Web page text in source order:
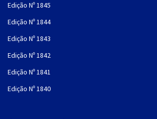
Edição Nº 1845
Edição Nº 1844
Edição Nº 1843
Edição Nº 1842
Edição Nº 1841
Edição Nº 1840